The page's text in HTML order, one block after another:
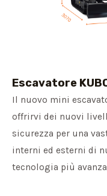
Escavatore
Il nuovo mini
offrirvi dei nuovi
sicurezza per una
interni ed esterni di
tecnologia più